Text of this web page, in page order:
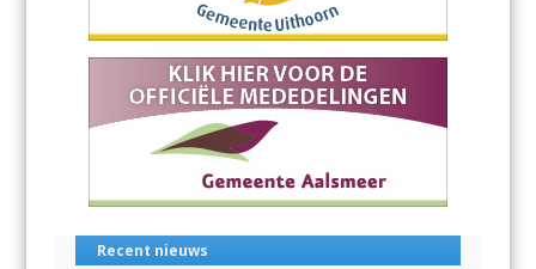
Recent nieuws